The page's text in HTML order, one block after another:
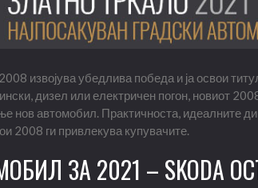
извојува убедлива победа и ја освои
дизел или електричен погон, новиот
нов автомобил. Практичноста, идеалните
2008 ги привлекува купувачите.
ЗА 2021 – SKODA